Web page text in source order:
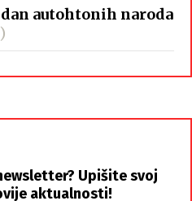
autohtonih naroda
Upišite svoj
aktualnosti!